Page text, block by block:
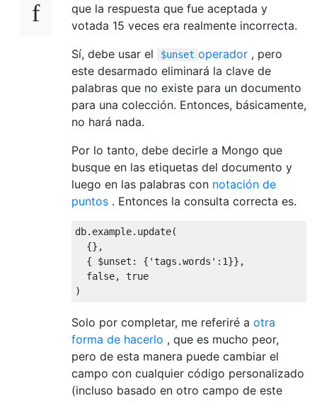
que la respuesta que fue aceptada y
votada 15 veces era realmente incorrecta.
Sí, debe usar el
$unset operador , pero
este desarmado eliminará la clave de
palabras que no existe para un documento
para una colección. Entonces, básicamente,
no hará nada.
Por lo tanto, debe decirle a Mongo que
busque en las etiquetas del documento y
luego en las palabras con notación de
puntos . Entonces la consulta correcta es.
db. example. update(
{},
{ $unset : { 'tags.words' : 1}},
false,
true
)
Solo por completar, me referiré a otra
forma de hacerlo , que es mucho peor,
pero de esta manera puede cambiar el
campo con cualquier código personalizado
(incluso basado en otro campo de este